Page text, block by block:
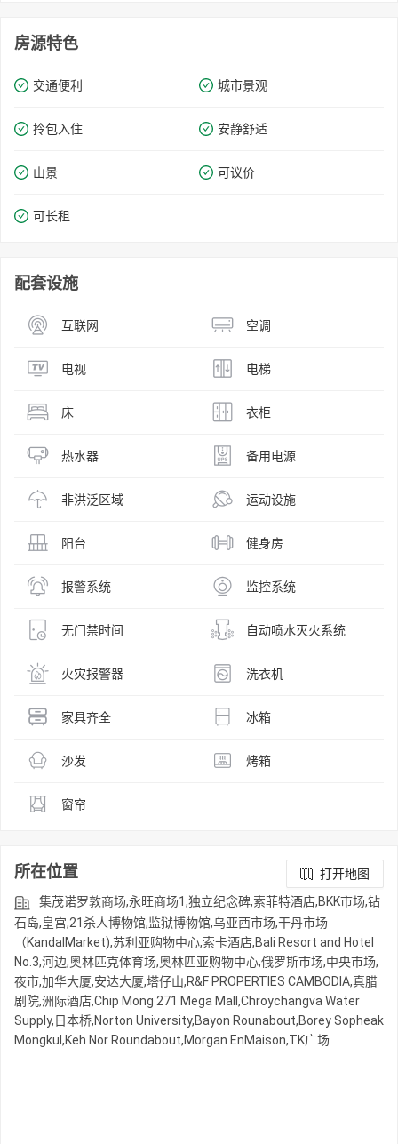
房源特色
交通便利 城市景观
拎包入住 安静舒适
山景 可议价
可长租
配套设施
互联网 空调
电视 电梯
床 衣柜
热水器 备用电源
非洪泛区域 运动设施
阳台 健身房
报警系统 监控系统
无门禁时间 自动喷水灭火系统
火灾报警器 洗衣机
家具齐全 冰箱
沙发 烤箱
窗帘
所在位置
打开地图
集茂诺罗敦商场,永旺商场1,独立纪念碑,索菲特酒店,BKK市场,钻
石岛,皇宫,21杀人博物馆,监狱博物馆,乌亚西市场,干丹市场
（KandalMarket),苏利亚购物中心,索卡酒店,Bali Resort and Hotel
No.3,河边,奥林匹克体育场,奥林匹亚购物中心,俄罗斯市场,中央市场,
夜市,加华大厦,安达大厦,塔仔山,R&F PROPERTIES CAMBODIA,真腊
剧院,洲际酒店,Chip Mong 271 Mega Mall,Chroychangva Water
Supply,日本桥,Norton University,Bayon Rounabout,Borey Sopheak
Mongkul,Keh Nor Roundabout,Morgan EnMaison,TK广场